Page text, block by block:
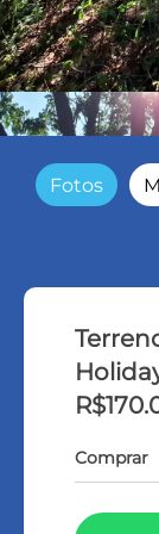
Fotos
Comprar